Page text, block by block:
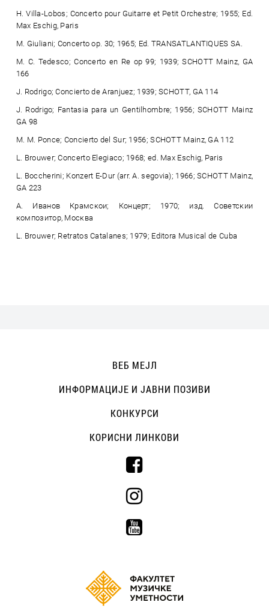
H. Villa-Lobos; Concerto pour Guitarre et Petit Orchestre; 1955; Ed.
Max Eschig, Paris
M. Giuliani; Concerto op. 30; 1965; Ed. TRANSATLANTIQUES SA.
M. C. Tedesco; Concerto en Re op 99; 1939; SCHOTT Mainz, GA
166
J. Rodrigo; Concierto de Aranjuez; 1939; SCHOTT, GA 114
J. Rodrigo; Fantasia para un Gentilhombre; 1956; SCHOTT Mainz
GA 98
M. M. Ponce; Concierto del Sur; 1956; SCHOTT Mainz, GA 112
L. Brouwer; Concerto Elegiaco; 1968; ed. Max Eschig, Paris
L. Boccherini; Konzert E-Dur (arr. A. segovia); 1966; SCHOTT Mainz,
GA 223
А. Иванов Крамскои; Концерт; 1970; изд. Советскии
композитор, Москва
L. Brouwer; Retratos Catalanes; 1979; Editora Musical de Cuba
ВЕБ МЕЈЛ
ИНФОРМАЦИЈЕ И ЈАВНИ ПОЗИВИ
КОНКУРСИ
КОРИСНИ ЛИНКОВИ